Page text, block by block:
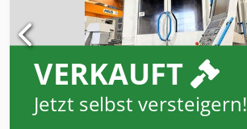
VERKAUFT
Jetzt selbst versteigern!